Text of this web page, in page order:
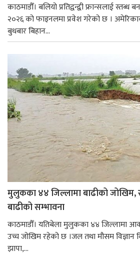
काठमाडौँ। बलियो प्रतिद्वन्द्वी फ्रान्सलाई
२०२६ को फाइनलमा प्रवेश गरेको छ ।
बुधबार बिहान...
मुलुकका ४४ जिल्लामा बाढीको
बाढीको सम्भावना
काठमाडौँ। यतिबेला मुलुकका ४४ जिल्लामा
उच्च जोखिम रहेको छ ।जल तथा मौसम विज्ञान
झापा,...